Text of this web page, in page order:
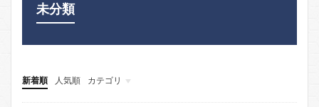
未分類
新着順 人気順
カテゴリ
メイン
ADIDAS
NIKE
UNDER ARMOUR